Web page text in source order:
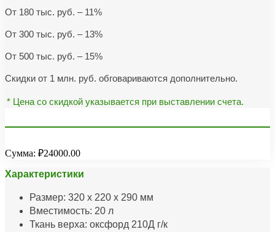
От 180 тыс. руб. – 11%
От 300 тыс. руб. – 13%
От 500 тыс. руб. – 15%
Скидки от 1 млн. руб. обговариваются дополнительно.
* Цена со скидкой указывается при выставлении счета.
Сумма: ₽24000.00
Характеристики
Размер: 320 х 220 х 290 мм
Вместимость: 20 л
Ткань верха: оксфорд 210Д г/к